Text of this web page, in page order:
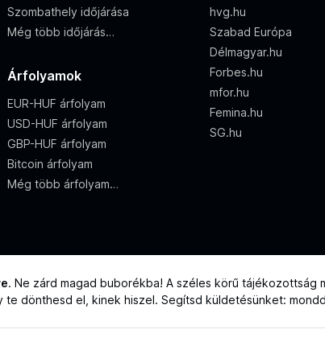
Szombathely időjárása
Még több időjárás…
Árfolyamok
EUR-HUF árfolyam
USD-HUF árfolyam
GBP-HUF árfolyam
Bitcoin árfolyam
Még több árfolyam…
hvg.hu
Szabad Európa
Délmagyar.hu
Forbes.hu
mfor.hu
Femina.hu
SG.hu
. Ne zárd magad buborékba! A széles körű tájékozottság
te dönthesd el, kinek hiszel. Segítsd küldetésünket: